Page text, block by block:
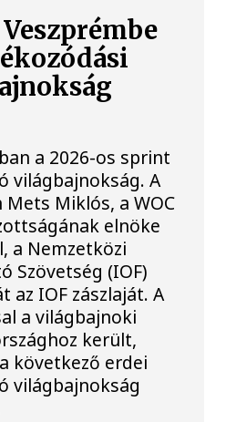
a 2026-os sprint
világbajnokság. A
Miklós, a WOC
elnöke
a Nemzetközi
Szövetség (IOF)
az IOF zászlaját. A
a világbajnoki
került,
következő erdei
világbajnokság